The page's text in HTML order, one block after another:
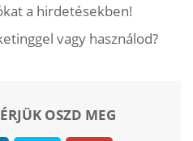
a hirdetésekben!
vagy használod?
OSZD MEG